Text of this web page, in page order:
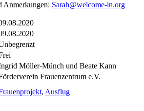
Anmerkungen: Sarah@welcome-in.org
Möller-Münch und Beate Kann
Frauenzentrum e.V.
, Ausflug